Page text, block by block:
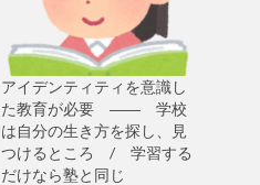
アイデンティティを意識し
た教育が必要 ―― 学校
は自分の生き方を探し、見
つけるところ / 学習する
だけなら塾と同じ